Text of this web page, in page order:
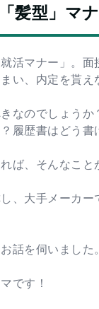
髪型」マ
活マナー」。
い、内定を貰え
なのでしょうか
履歴書はどう
ば、そんなこと
、大手メーカ
話を伺いました。
です！